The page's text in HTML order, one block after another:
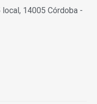
14005 Córdoba -